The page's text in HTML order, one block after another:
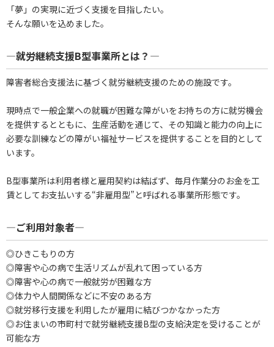
「夢」の実現に近づく支援を目指したい。
そんな願いを込めました。
―就労継続支援B型事業所とは？―
障害者総合支援法に基づく就労継続支援のための施設です。
現時点で一般企業への就職が困難な障がいをお持ちの方に就労機会
を提供するとともに、生産活動を通じて、その知識と能力の向上に
必要な訓練などの障がい福祉サービスを提供することを目的として
います。
B型事業所は利用者様と雇用契約は結ばず、毎月作業分のお金を工
賃としてお支払いする“非雇用型”と呼ばれる事業所形態です。
―ご利用対象者―
◎ひきこもりの方
◎障害や心の病で生活リズムが乱れて困っている方
◎障害や心の病で一般就労が困難な方
◎体力や人間関係などに不安のある方
◎就労移行支援を利用したが雇用に結びつかなかった方
◎お住まいの市町村で就労継続支援B型の支給決定を受けることが
可能な方